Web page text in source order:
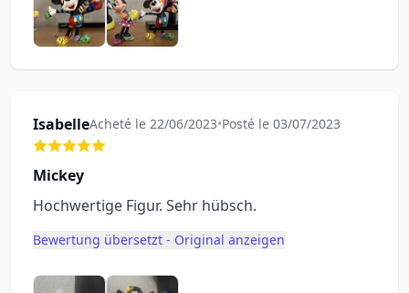
IsabelleAcheté le 22/06/2023•Posté le 03/07/2023
Mickey
Hochwertige Figur. Sehr hübsch.
Bewertung übersetzt - Original anzeigen